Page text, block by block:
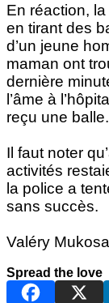
En réaction,
en tirant des
d’un jeune
maman ont
dernière
l’âme à
reçu une balle.
Il faut noter
activités
la police a
sans succès.
Valéry
Spread the love